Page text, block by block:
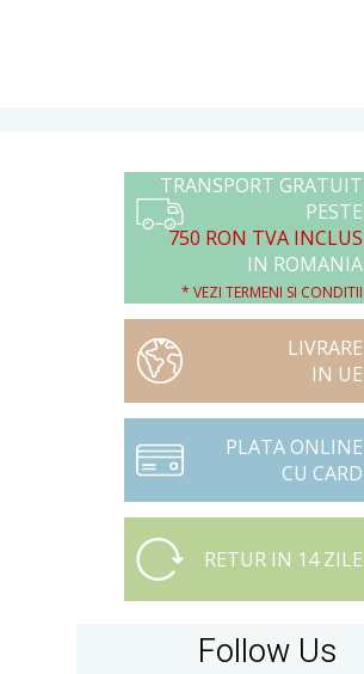
TRANSPORT GRATUIT
PESTE
750 RON TVA INCLUS
IN ROMANIA
* VEZI TERMENI SI CONDITII
LIVRARE
IN UE
PLATA ONLINE
CU CARD
RETUR IN 14 ZILE
Follow Us